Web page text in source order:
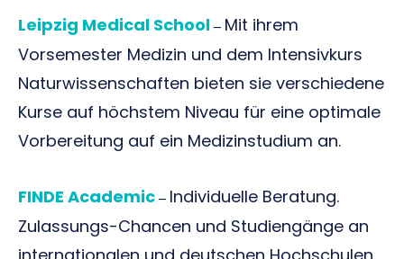
Leipzig Medical School– Mit ihrem
Vorsemester Medizin und dem Intensivkurs
Naturwissenschaften bieten sie verschiedene
Kurse auf höchstem Niveau für eine optimale
Vorbereitung auf ein Medizinstudium an.
FINDE Academic– Individuelle Beratung.
Zulassungs-Chancen und Studiengänge an